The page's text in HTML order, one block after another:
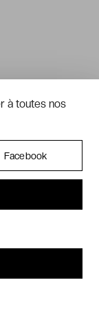
à toutes nos
Facebook
votre